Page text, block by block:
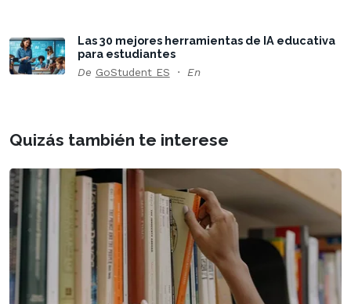
Las 30 mejores herramientas de IA educativa
para estudiantes
De GoStudent ES En
Quizás también te interese